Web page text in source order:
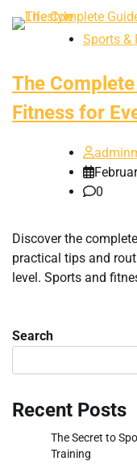
Sports &
The
Fitness for
0
Discover the
practical tips and
level. Sports and
Search
Recent Posts
The Secret to
Training